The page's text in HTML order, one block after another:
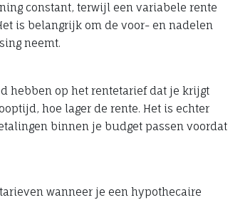
constant, terwijl een variabele rente
is belangrijk om de voor- en nadelen
neemt.
hebben op het rentetarief dat je krijgt
hoe lager de rente. Het is echter
binnen je budget passen voordat
wanneer je een hypothecaire